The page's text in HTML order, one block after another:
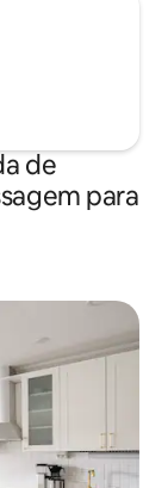
de
para